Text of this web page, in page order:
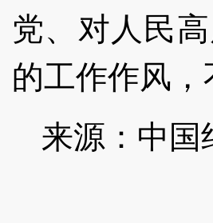
党、对人民
的工作作风
来源：中国